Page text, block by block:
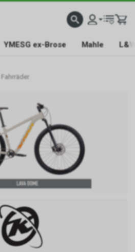
YMESG ex-Brose Mahle
Fahrräder